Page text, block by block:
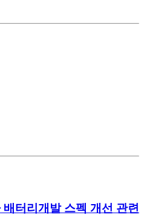
터리개발 스펙 개선 관련